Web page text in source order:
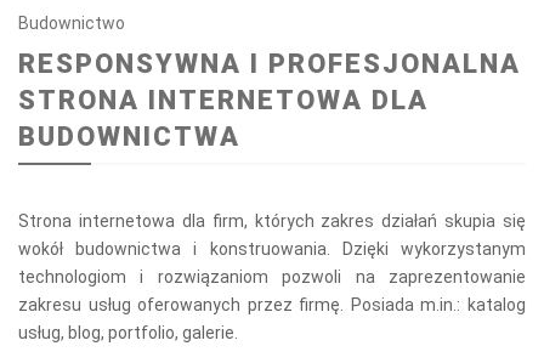
Budownictwo
RESPONSYWNA I PROFESJONALNA
STRONA INTERNETOWA DLA
BUDOWNICTWA
Strona internetowa dla firm, których zakres działań skupia się
wokół budownictwa i konstruowania. Dzięki wykorzystanym
technologiom i rozwiązaniom pozwoli na zaprezentowanie
zakresu usług oferowanych przez firmę. Posiada m.in.: katalog
usług, blog, portfolio, galerie.